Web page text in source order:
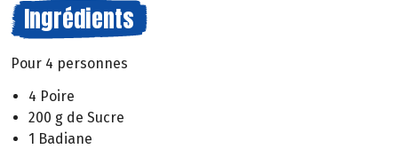
Ingrédients
Pour 4 personnes
4 Poire
200 g de Sucre
1 Badiane